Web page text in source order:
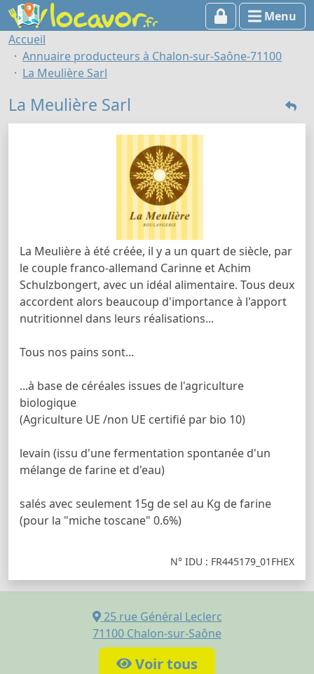
Menu
Accueil
Annuaire producteurs à Chalon-sur-Saône-71100
La Meulière Sarl
La Meulière Sarl
La Meulière à été créée, il y a un quart de siècle, par
le couple franco-allemand Carinne et Achim
Schulzbongert, avec un idéal alimentaire. Tous deux
accordent alors beaucoup d'importance à l'apport
nutritionnel dans leurs réalisations...
Tous nos pains sont...
...à base de céréales issues de l'agriculture
biologique
(Agriculture UE /non UE certifié par bio 10)
levain (issu d'une fermentation spontanée d'un
mélange de farine et d'eau)
salés avec seulement 15g de sel au Kg de farine
(pour la "miche toscane" 0.6%)
N° IDU : FR445179_01FHEX
25 rue Général Leclerc
71100 Chalon-sur-Saône
Voir tous